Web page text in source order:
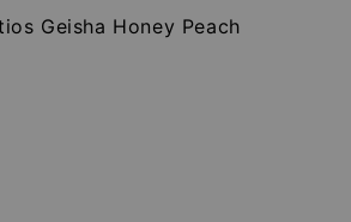
Geisha Honey Peach